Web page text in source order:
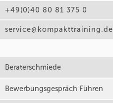
+49(0)40 80 81 375 0
service@kompakttraining.de
Beraterschmiede
Bewerbungsgespräch Führen